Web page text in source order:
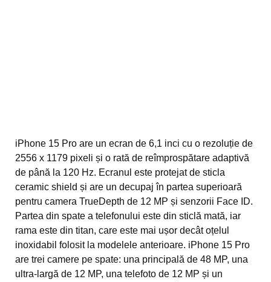
iPhone 15 Pro are un ecran de 6,1 inci cu o rezoluție de
2556 x 1179 pixeli și o rată de reîmprospătare adaptivă
de până la 120 Hz. Ecranul este protejat de sticla
ceramic shield și are un decupaj în partea superioară
pentru camera TrueDepth de 12 MP și senzorii Face ID.
Partea din spate a telefonului este din sticlă mată, iar
rama este din titan, care este mai ușor decât oțelul
inoxidabil folosit la modelele anterioare. iPhone 15 Pro
are trei camere pe spate: una principală de 48 MP, una
ultra-largă de 12 MP, una telefoto de 12 MP și un